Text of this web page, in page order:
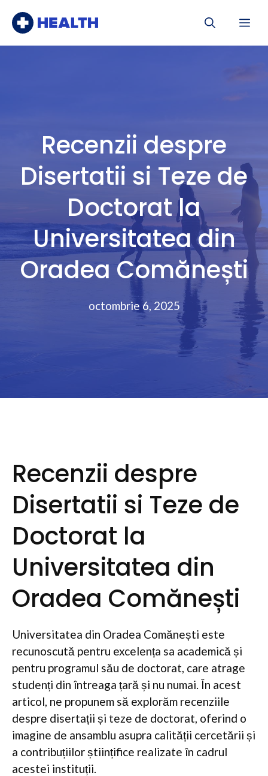
Recenzii despre
Disertatii si Teze de
Doctorat la
Universitatea din
Oradea Comănești
octombrie 6, 2025
Recenzii despre
Disertatii si Teze de
Doctorat la
Universitatea din
Oradea Comănești
Universitatea din Oradea Comănești este
recunoscută pentru excelența sa academică și
pentru programul său de doctorat, care atrage
studenți din întreaga țară și nu numai. În acest
articol, ne propunem să explorăm recenziile
despre disertații și teze de doctorat, oferind o
imagine de ansamblu asupra calității cercetării și
a contribuțiilor științifice realizate în cadrul
acestei instituții.